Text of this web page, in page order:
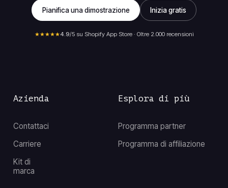
Pianifica una dimostrazione Inizia gratis
★★★★★4.9/5 su Shopify App Store · Oltre 2.000 recensioni
Azienda
Contattaci
Carriere
Kit di
marca
Esplora di più
Programma partner
Programma di affiliazione